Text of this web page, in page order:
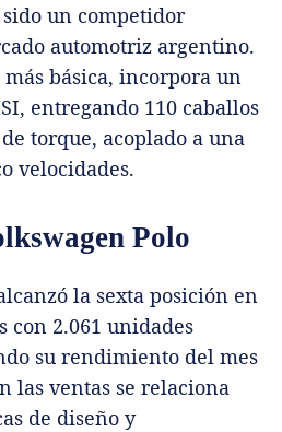
un competidor
automotriz argentino.
básica, incorpora un
entregando 110 caballos
torque, acoplado a una
velocidades.
Polo
la sexta posición en
con 2.061 unidades
su rendimiento del mes
las ventas se relaciona
de diseño y